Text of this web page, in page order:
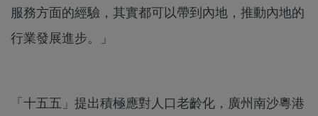
服務方面的經驗，其實都可以帶到內地，推動內地的
行業發展進步。」
「十五五」提出積極應對人口老齡化，廣州南沙粵港